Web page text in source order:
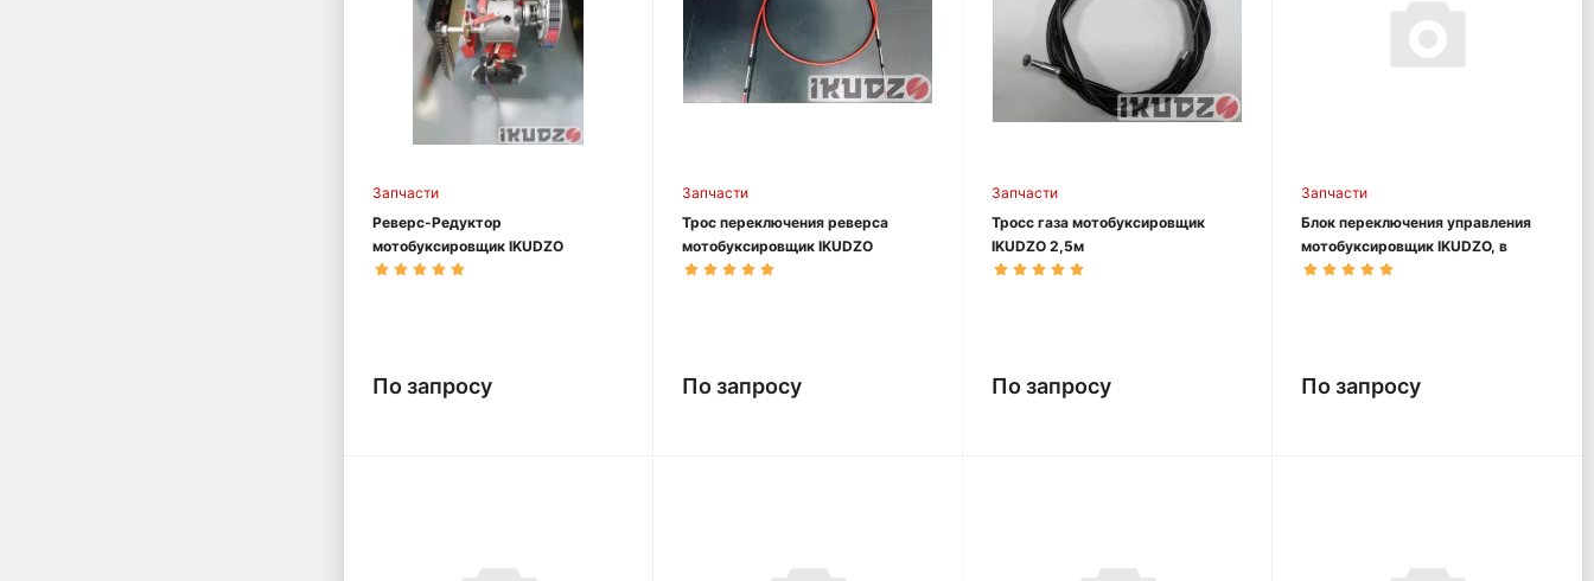
Запчасти
Реверс-Редуктор
мотобуксировщик IKUDZO
По запросу
Запчасти
Трос переключения реверса
мотобуксировщик IKUDZO
По запросу
Запчасти
Тросс газа мотобуксировщик
IKUDZO 2,5м
По запросу
Запчасти
Блок переключения управления
мотобуксировщик IKUDZO, в
сборе с проводкой
По запросу